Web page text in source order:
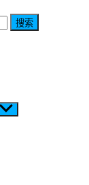
搜索